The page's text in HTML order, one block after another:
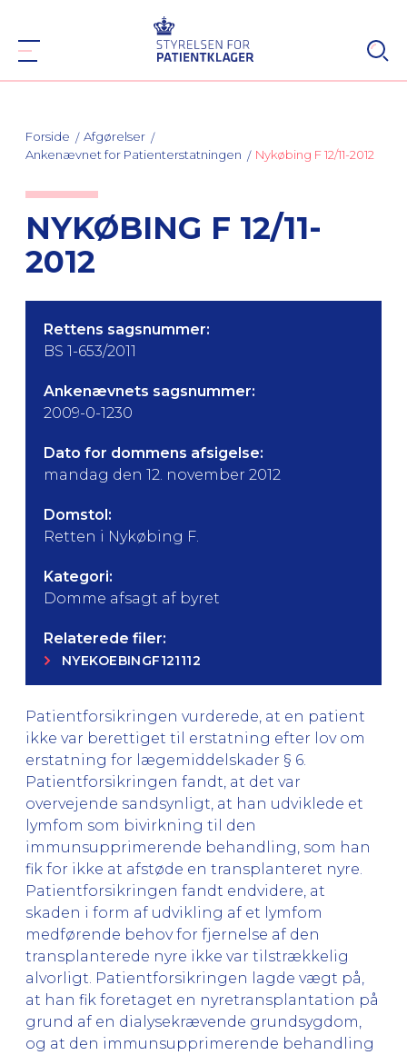
Forside
Afgørelser
Ankenævnet for Patienterstatningen
Nykøbing F 12/11-2012
NYKØBING F 12/11-
2012
Rettens sagsnummer:
BS 1-653/2011
Ankenævnets sagsnummer:
2009-0-1230
Dato for dommens afsigelse:
mandag den 12. november 2012
Domstol:
Retten i Nykøbing F.
Kategori:
Domme afsagt af byret
Relaterede filer:
NYEKOEBINGF121112
Patientforsikringen vurderede, at en patient
ikke var berettiget til erstatning efter lov om
erstatning for lægemiddelskader § 6.
Patientforsikringen fandt, at det var
overvejende sandsynligt, at han udviklede et
lymfom som bivirkning til den
immunsupprimerende behandling, som han
fik for ikke at afstøde en transplanteret nyre.
Patientforsikringen fandt endvidere, at
skaden i form af udvikling af et lymfom
medførende behov for fjernelse af den
transplanterede nyre ikke var tilstrækkelig
alvorligt. Patientforsikringen lagde vægt på,
at han fik foretaget en nyretransplantation på
grund af en dialysekrævende grundsygdom,
og at den immunsupprimerende behandling